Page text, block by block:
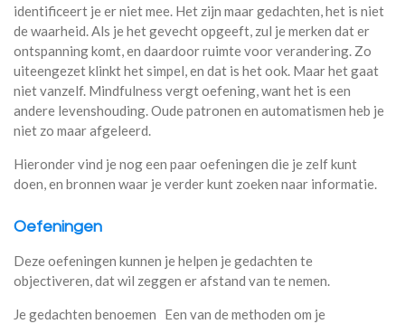
identificeert je er niet mee. Het zijn maar gedachten, het is niet
de waarheid. Als je het gevecht opgeeft, zul je merken dat er
ontspanning komt, en daardoor ruimte voor verandering. Zo
uiteengezet klinkt het simpel, en dat is het ook. Maar het gaat
niet vanzelf. Mindfulness vergt oefening, want het is een
andere levenshouding. Oude patronen en automatismen heb je
niet zo maar afgeleerd.
Hieronder vind je nog een paar oefeningen die je zelf kunt
doen, en bronnen waar je verder kunt zoeken naar informatie.
Oefeningen
Deze oefeningen kunnen je helpen je gedachten te
objectiveren, dat wil zeggen er afstand van te nemen.
Je gedachten benoemen Een van de methoden om je